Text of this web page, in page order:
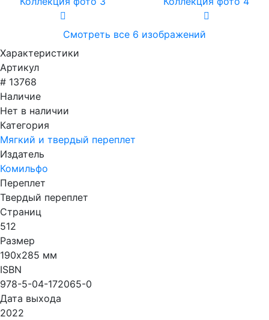
Смотреть все 6 изображений
Характеристики
Артикул
# 13768
Наличие
Нет в наличии
Категория
Мягкий и твердый переплет
Издатель
Комильфо
Переплет
Твердый переплет
Страниц
512
Размер
190х285 мм
ISBN
978-5-04-172065-0
Дата выхода
2022